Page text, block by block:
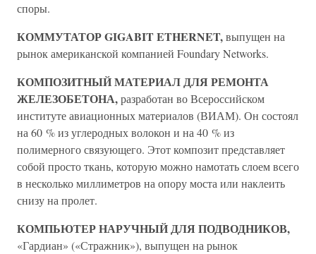
споры.
КОММУТАТОР GIGABIT ETHERNET,выпущен на
рынок американской компанией Foundary Networks.
КОМПОЗИТНЫЙ МАТЕРИАЛ ДЛЯ РЕМОНТА
ЖЕЛЕЗОБЕТОНА,разработан во Всероссийском
институте авиационных материалов (ВИАМ). Он состоял
на 60 % из углеродных волокон и на 40 % из
полимерного связующего. Этот композит представляет
собой просто ткань, которую можно намотать слоем всего
в несколько миллиметров на опору моста или наклеить
снизу на пролет.
КОМПЬЮТЕР НАРУЧНЫЙ ДЛЯ ПОДВОДНИКОВ,
«Гардиан» («Стражник»), выпущен на рынок